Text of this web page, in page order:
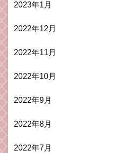
2023年1月
2022年12月
2022年11月
2022年10月
2022年9月
2022年8月
2022年7月